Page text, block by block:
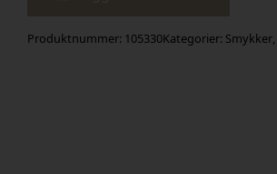
Produktnummer: 105330Kategorier: Smykker,